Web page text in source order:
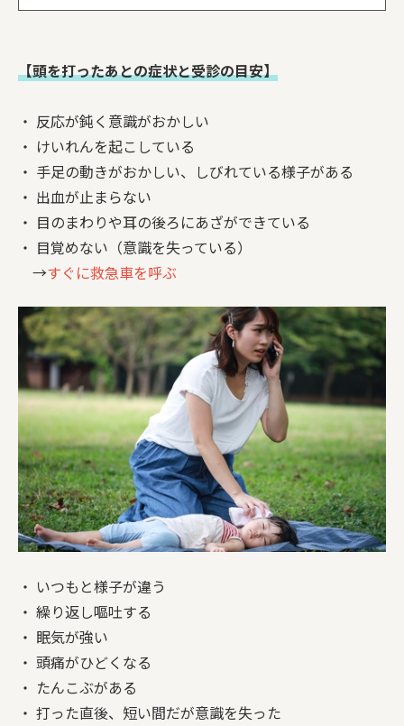
【頭を打ったあとの症状と受診の目安】
・ 反応が鈍く意識がおかしい
・ けいれんを起こしている
・ 手足の動きがおかしい、しびれている様子がある
・ 出血が止まらない
・ 目のまわりや耳の後ろにあざができている
・ 目覚めない（意識を失っている）
→すぐに救急車を呼ぶ
・ いつもと様子が違う
・ 繰り返し嘔吐する
・ 眠気が強い
・ 頭痛がひどくなる
・ たんこぶがある
・ 打った直後、短い間だが意識を失った